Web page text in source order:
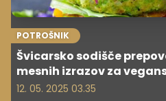
POTROŠNIK
Švicarsko sodišče
mesnih izrazov za
12. 05. 2025 03.35